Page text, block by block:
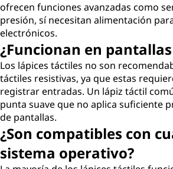
ofrecen funciones avanzadas como
presión, sí necesitan alimentación
electrónicos.
¿Funcionan en
Los lápices táctiles no son
táctiles resistivas, ya que estas
registrar entradas. Un lápiz táctil
punta suave que no aplica suficiente
de pantallas.
¿Son compatibles con
sistema operativo?